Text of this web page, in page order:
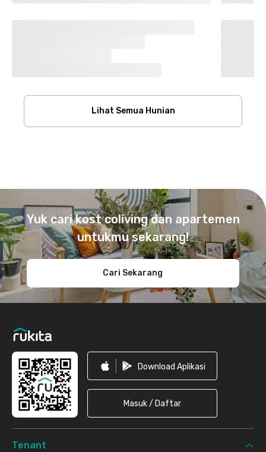
Lihat Semua Hunian
Yuk cari kost coliving dan apartemen
untukmu sekarang!
Cari Sekarang
Download Aplikasi
Masuk / Daftar
Tenant